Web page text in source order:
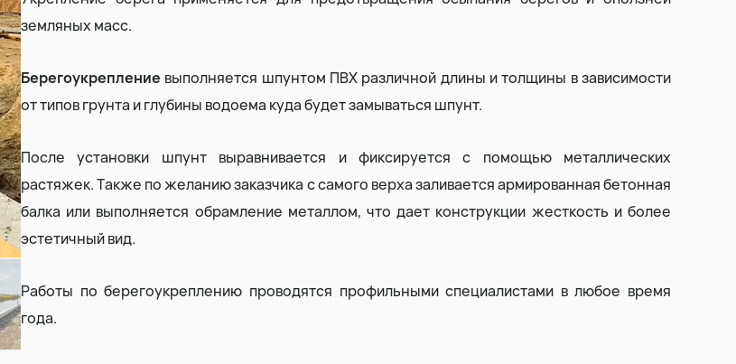
Уборка и вывоз снега
земляных масс.
Берегоукрепление выполняется шпунтом ПВХ различной длины и толщины в зависимости
от типов грунта и глубины водоема куда будет замываться шпунт.
После установки шпунт выравнивается и фиксируется с помощью металлических
растяжек. Также по желанию заказчика с самого верха заливается армированная бетонная
балка или выполняется обрамление металлом, что дает конструкции жесткость и более
эстетичный вид.
Работы по берегоукреплению проводятся профильными специалистами в любое время
года.